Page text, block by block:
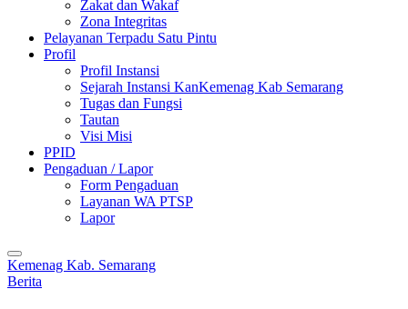
Zakat dan Wakaf
Zona Integritas
Pelayanan Terpadu Satu Pintu
Profil
Profil Instansi
Sejarah Instansi KanKemenag Kab Semarang
Tugas dan Fungsi
Tautan
Visi Misi
PPID
Pengaduan / Lapor
Form Pengaduan
Layanan WA PTSP
Lapor
Kemenag Kab. Semarang
Berita